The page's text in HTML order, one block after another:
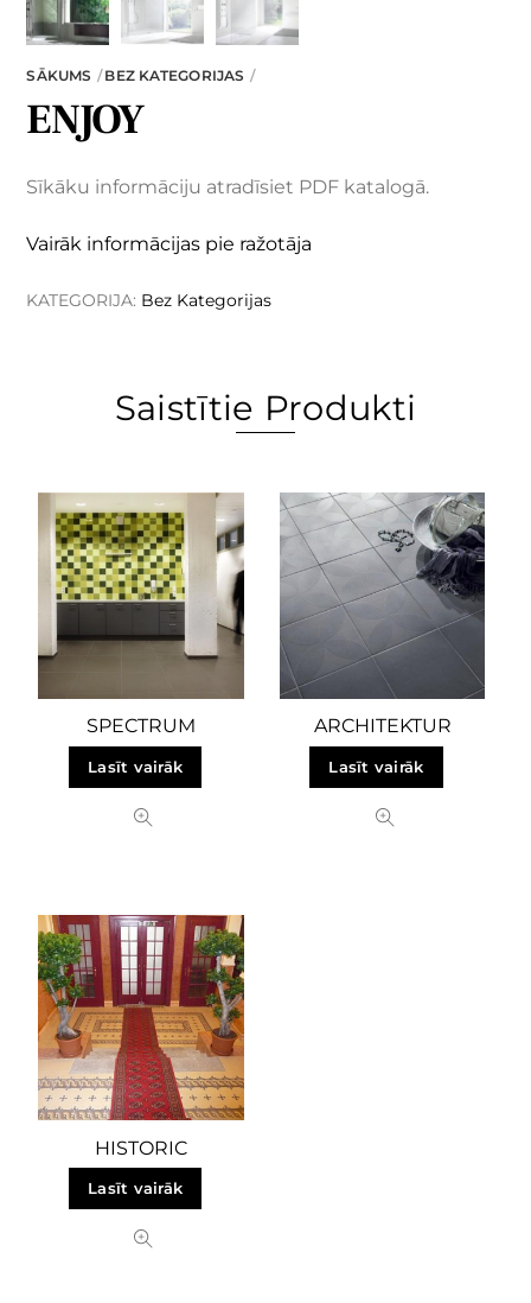
SĀKUMS BEZ KATEGORIJAS
ENJOY
Sīkāku informāciju atradīsiet PDF katalogā.
Vairāk informācijas pie ražotāja
KATEGORIJA: Bez Kategorijas
Saistītie Produkti
SPECTRUM
Lasīt vairāk
ARCHITEKTUR
Lasīt vairāk
HISTORIC
Lasīt vairāk